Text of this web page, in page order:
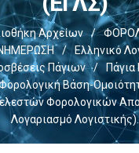
Αρχείων /
/
Ελληνικό
Πάγιων /
Βάση-
Φορολογικών
Λογαριασμό Λογιστικής).